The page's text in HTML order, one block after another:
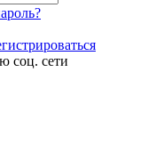
соц. сети